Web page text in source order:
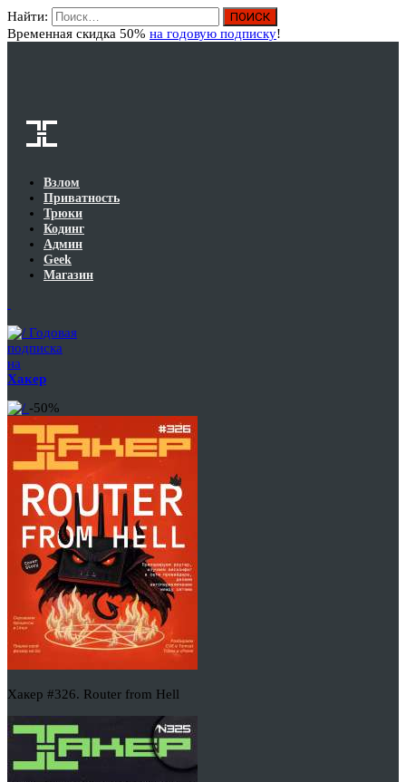
Найти:
Временная скидка 50% на годовую подписку!
Взлом
Приватность
Трюки
Кодинг
Админ
Geek
Магазин
Годовая
подписка
на
Хакер
-50%
Хакер #326. Router from Hell